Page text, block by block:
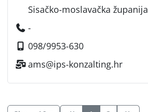
Sisačko-moslavačka županija
-
098/9953-630
ams@ips-konzalting.hr